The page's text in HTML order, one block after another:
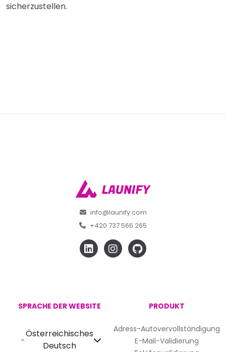
sicherzustellen.
info@launify.com
+420 737 566 265
SPRACHE DER WEBSITE
Österreichisches
Deutsch
PRODUKT
Adress-Autovervollständigung
E-Mail-Validierung